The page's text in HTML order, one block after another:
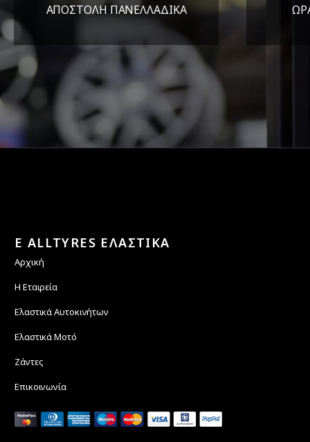
ΑΠΟΣΤΟΛΗ ΠΑΝΕΛΛΑΔΙΚA
Όπου και αν είστε θα σας
στείλουμε τα ελαστικά σας
E ALLTYRES ΕΛΑΣΤΙΚΑ
Αρχική
Η Εταιρεία
Ελαστικά Αυτοκινήτων
Ελαστικά Μοτό
Ζάντες
Επικοινωνία